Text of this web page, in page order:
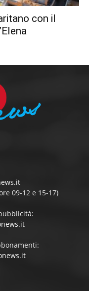
con il
09-12 e 15-17)